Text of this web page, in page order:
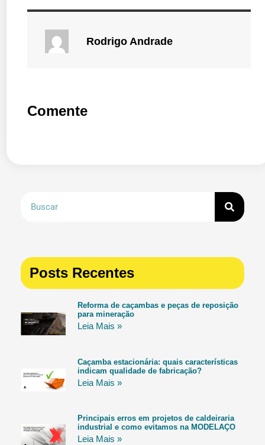
Rodrigo Andrade
Comente
Posts Recentes
Reforma de caçambas e peças de reposição
para mineração
Leia Mais »
Caçamba estacionária: quais características
indicam qualidade de fabricação?
Leia Mais »
Principais erros em projetos de caldeiraria
industrial e como evitamos na MODELAÇO
Leia Mais »